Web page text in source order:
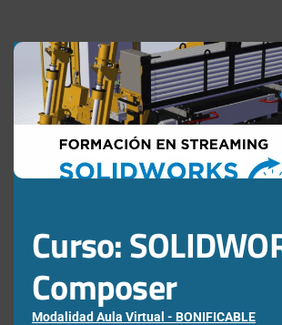
Curso:
Composer
Modalidad Aula Virtual - BONIFICABLE